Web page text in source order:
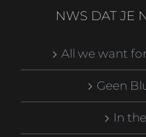
NWS DAT JE
All we want
Geen
In